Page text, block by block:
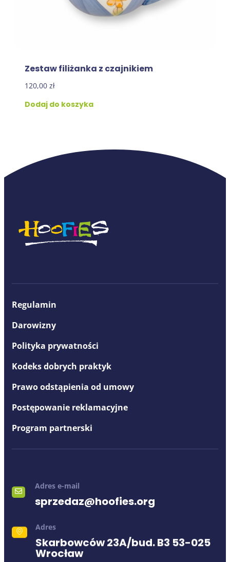
Zestaw filiżanka z czajnikiem
120,00 zł
Dodaj do koszyka
Regulamin
Darowizny
Polityka prywatności
Kodeks dobrych praktyk
Prawo odstąpienia od umowy
Postępowanie reklamacyjne
Program partnerski
Adres e-mail
sprzedaz@hoofies.org
Adres
Skarbowców 23A/bud. B3 53-025
Wrocław